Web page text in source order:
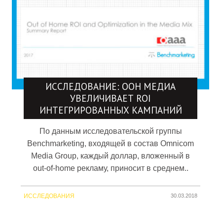
ИССЛЕДОВАНИЕ: OOH МЕДИА
УВЕЛИЧИВАЕТ ROI
ИНТЕГРИРОВАННЫХ КАМПАНИЙ
По данным исследовательской группы
Benchmarketing, входящей в состав Omnicom
Media Group, каждый доллар, вложенный в
out-of-home рекламу, приносит в среднем..
ИССЛЕДОВАНИЯ 30.03.2018